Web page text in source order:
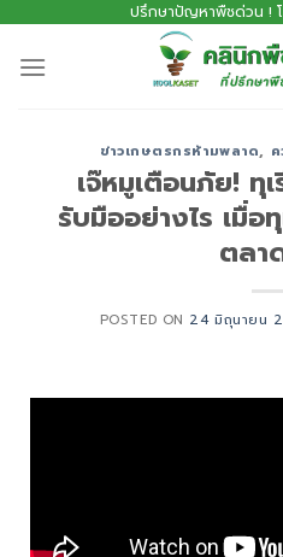
ปรึกษาปัญหาพืชด่วน !
ข่าวเกษตรกรห้ามพลาด,
เจ๊หมูเตือนภัย! ทุ
รับมืออย่างไร เมื่อ
ตลา
POSTED ON 24 มิถุนายน